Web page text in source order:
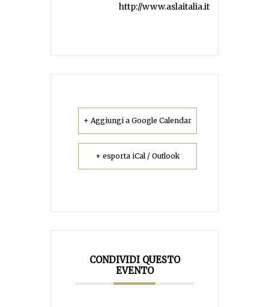
http://www.aslaitalia.it
+ Aggiungi a Google Calendar
+ esporta iCal / Outlook
CONDIVIDI QUESTO
EVENTO